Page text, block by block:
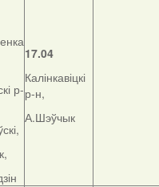
р-
17.04
Калінкавіцкі
р-н,
А.Шэўчык